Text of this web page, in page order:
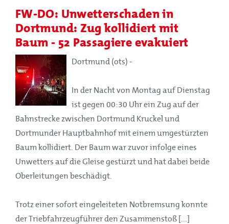
FW-DO: Unwetterschaden in
Dortmund: Zug kollidiert mit
Baum - 52 Passagiere evakuiert
Dortmund (ots) -
In der Nacht von Montag auf Dienstag
ist gegen 00:30 Uhr ein Zug auf der
Bahnstrecke zwischen Dortmund Kruckel und
Dortmunder Hauptbahnhof mit einem umgestürzten
Baum kollidiert. Der Baum war zuvor infolge eines
Unwetters auf die Gleise gestürzt und hat dabei beide
Oberleitungen beschädigt.
Trotz einer sofort eingeleiteten Notbremsung konnte
der Triebfahrzeugführer den Zusammenstoß [...]